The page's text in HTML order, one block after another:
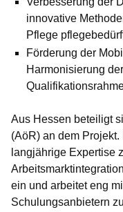
innovative
Pflege
Förderung der
Harmonisierung
Aus Hessen beteiligt
(AöR) an dem
langjährige Expertise
ein und arbeitet eng
Schulungsanbietern